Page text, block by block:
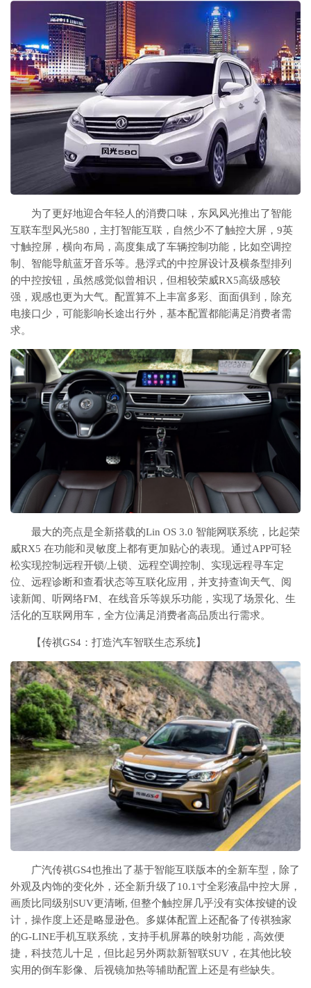
为了更好地迎合年轻人的消费口味，东风风光推出了智能
互联车型风光580，主打智能互联，自然少不了触控大屏，9英
寸触控屏，横向布局，高度集成了车辆控制功能，比如空调控
制、智能导航蓝牙音乐等。悬浮式的中控屏设计及横条型排列
的中控按钮，虽然感觉似曾相识，但相较荣威RX5高级感较
强，观感也更为大气。配置算不上丰富多彩、面面俱到，除充
电接口少，可能影响长途出行外，基本配置都能满足消费者需
求。
最大的亮点是全新搭载的Lin OS 3.0 智能网联系统，比起荣
威RX5 在功能和灵敏度上都有更加贴心的表现。通过APP可轻
松实现控制远程开锁/上锁、远程空调控制、实现远程寻车定
位、远程诊断和查看状态等互联化应用，并支持查询天气、阅
读新闻、听网络FM、在线音乐等娱乐功能，实现了场景化、生
活化的互联网用车，全方位满足消费者高品质出行需求。
【传祺GS4：打造汽车智联生态系统】
广汽传祺GS4也推出了基于智能互联版本的全新车型，除了
外观及内饰的变化外，还全新升级了10.1寸全彩液晶中控大屏，
画质比同级别SUV更清晰, 但整个触控屏几乎没有实体按键的设
计，操作度上还是略显逊色。多媒体配置上还配备了传祺独家
的G-LINE手机互联系统，支持手机屏幕的映射功能，高效便
捷，科技范儿十足，但比起另外两款新智联SUV，在其他比较
实用的倒车影像、后视镜加热等辅助配置上还是有些缺失。